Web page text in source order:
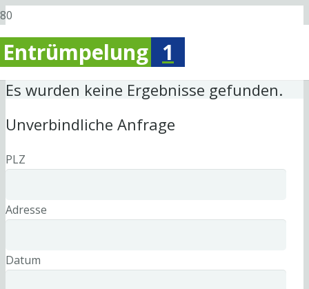
Entrümpelung 1
Es wurden keine Ergebnisse gefunden.
Unverbindliche Anfrage
PLZ
Adresse
Datum